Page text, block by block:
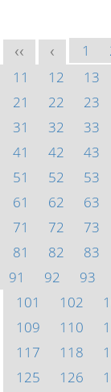
<< < 1
11
12 13
21
22 23
31
32 33
41
42 43
51
52 53
61
62 63
71
72 73
81
82 83
91
92 93
101
102
109
110
117
118
125
126